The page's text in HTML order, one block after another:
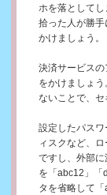
ホを落としてし
拾った人が勝
かけましょう。
決済サービス
をかけましょ
ないことで、セ
設定したパス
ィスクなど、
ですし、外部
を「abc12」「
タを省略して